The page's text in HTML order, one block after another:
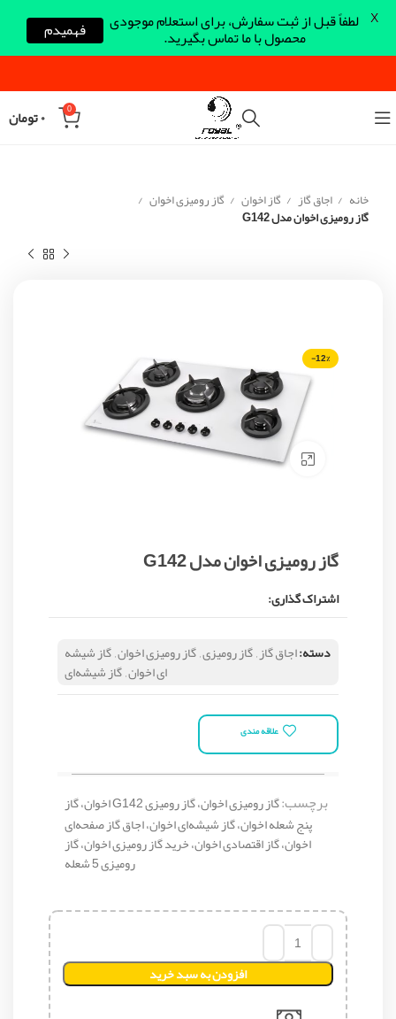
0 ۰تومان
خانه اجاق گاز گاز اخوان گاز رومیزی اخوان
گاز رومیزی اخوان مدل G142
-12%
Click to enlarge
گاز رومیزی اخوان مدل G142
اشتراک گذاری:
دسته:اجاق گاز,گاز رومیزی,گاز رومیزی اخوان,گاز شیشه
ای اخوان,گاز شیشه‌ای
علاقه مندی
برچسب:
گاز رومیزی اخوان، گاز رومیزی G142 اخوان، گاز
پنج شعله اخوان، گاز شیشه‌ای اخوان، اجاق گاز صفحه‌ای
اخوان، گاز اقتصادی اخوان، خرید گاز رومیزی اخوان، گاز
رومیزی 5 شعله
افزودن به سبد خرید
لطفاً قبل از ثبت سفارش، برای استعلام موجودی
محصول با ما تماس بگیرید. فهمیدم X